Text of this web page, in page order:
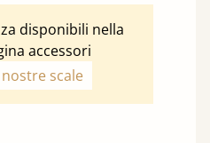
disponibili nella
accessori
scale